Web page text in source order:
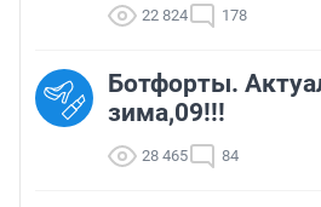
22 824 178
Ботфорты.
зима,09!!!
28 465 84